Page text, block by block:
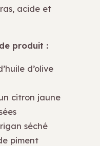
acide et
produit :
d’olive
citron jaune
séché
piment